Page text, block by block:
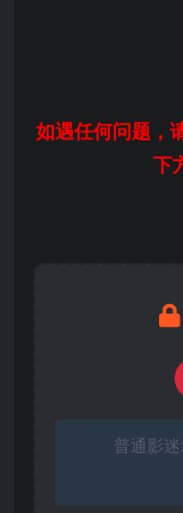
如遇任何问题，
下
普通影迷: